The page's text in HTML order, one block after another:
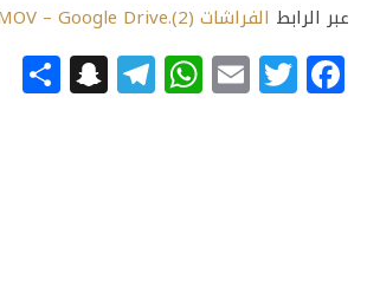
عبر الرابط الفراشات (2).MOV – Google Drive
Facebook
Twitter
Email
WhatsApp